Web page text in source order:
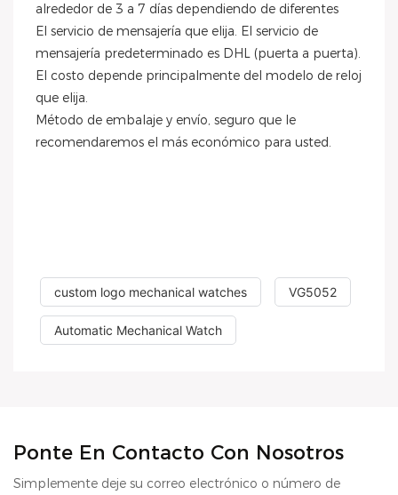
alrededor de 3 a 7 días dependiendo de diferentes
El servicio de mensajería que elija. El servicio de
mensajería predeterminado es DHL (puerta a puerta).
El costo depende principalmente del modelo de reloj
que elija.
Método de embalaje y envío, seguro que le
recomendaremos el más económico para usted.
custom logo mechanical watches VG5052
Automatic Mechanical Watch
Ponte En Contacto Con Nosotros
Simplemente deje su correo electrónico o número de